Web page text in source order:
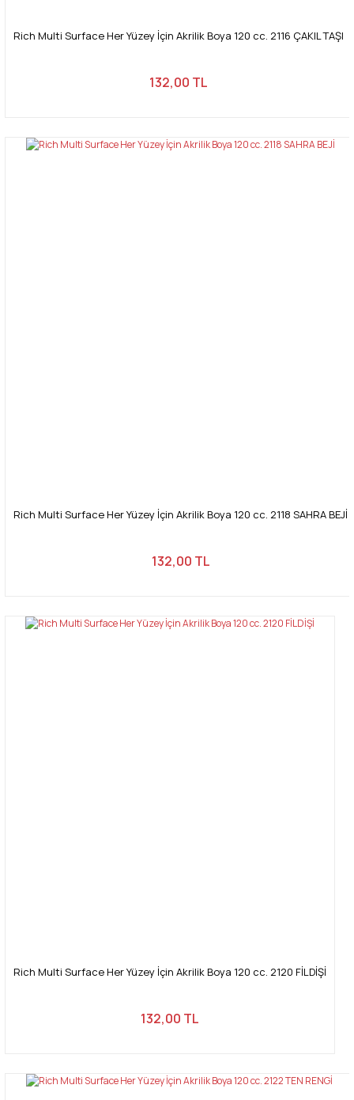
Rich Multi Surface Her Yüzey İçin Akrilik Boya 120 cc. 2116 ÇAKIL TAŞI
132,00 TL
Rich Multi Surface Her Yüzey İçin Akrilik Boya 120 cc. 2118 SAHRA BEJİ
132,00 TL
Rich Multi Surface Her Yüzey İçin Akrilik Boya 120 cc. 2120 FİLDİŞİ
132,00 TL